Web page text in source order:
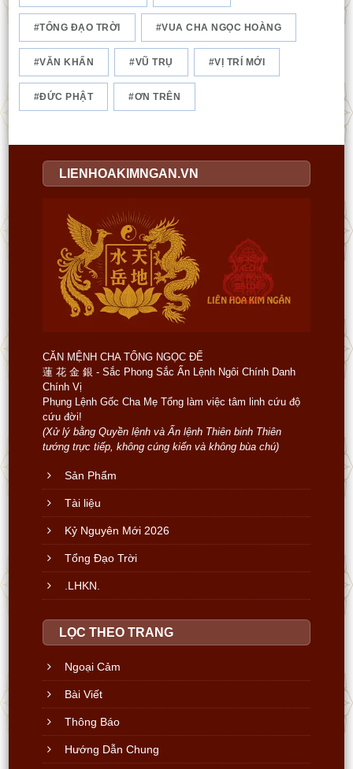
TỔNG ĐẠO TRỜI VUA CHA NGỌC HOÀNG
VĂN KHẤN VŨ TRỤ VỊ TRÍ MỚI
ĐỨC PHẬT ƠN TRÊN
LIENHOAKIMNGAN.VN
CĂN MỆNH CHA TỔNG NGỌC ĐẾ
蓮 花 金 銀 - Sắc Phong Sắc Ấn Lệnh Ngôi Chính Danh
Chính Vị
Phụng Lệnh Gốc Cha Mẹ Tổng làm việc tâm linh cứu độ
cứu đời!
(Xử lý bằng Quyền lệnh và Ấn lệnh Thiên binh Thiên
tướng trực tiếp, không cúng kiến và không bùa chú)
Sản Phẩm
Tài liệu
Kỷ Nguyên Mới 2026
Tổng Đạo Trời
.LHKN.
LỌC THEO TRANG
Ngoại Cảm
Bài Viết
Thông Báo
Hướng Dẫn Chung